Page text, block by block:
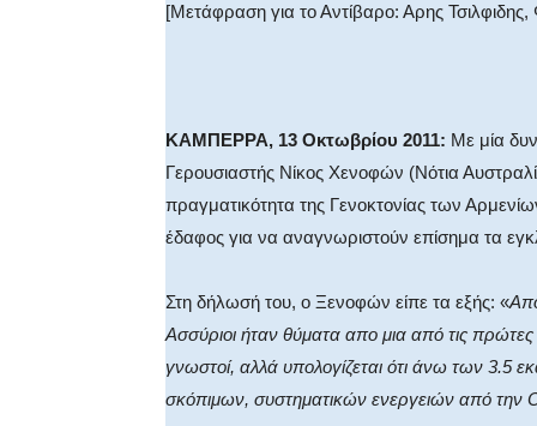
[Μετάφραση για το Αντίβαρο: Αρης
ΚΑΜΠΕΡΡΑ, 13 Οκτωβρίου 2011: Με μία
Γερουσιαστής Nίκος Χενοφών (Νότια
πραγματικότητα της Γενοκτονίας των
έδαφος για να αναγνωριστούν επίσημα τα
Στη δήλωσή του, ο Ξενοφών είπε τα εξής: «
Ασσύριοι ήταν θύματα απο μια από τις πρώτες
γνωστοί, αλλά υπολογίζεται ότι άνω των
σκόπιμων, συστηματικών ενεργειών από την